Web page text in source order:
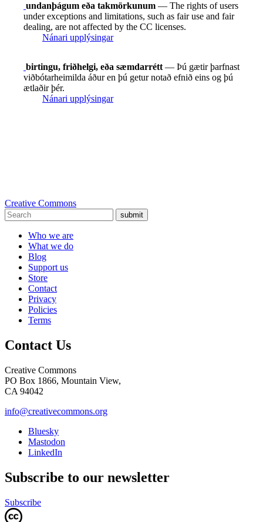
undanþágum eða takmörkunum — The rights of users
under exceptions and limitations, such as fair use and fair
dealing, are not affected by the CC licenses.
Nánari upplýsingar
birtingu, friðhelgi, eða sæmdarrétt — Þú gætir þarfnast
viðbótarheimilda áður en þú getur notað efnið eins og þú
ætlaðir þér.
Nánari upplýsingar
Creative Commons
submit
Who we are
What we do
Blog
Support us
Store
Contact
Privacy
Policies
Terms
Contact Us
Creative Commons
PO Box 1866, Mountain View,
CA 94042
info@creativecommons.org
Bluesky
Mastodon
LinkedIn
Subscribe to our newsletter
Subscribe